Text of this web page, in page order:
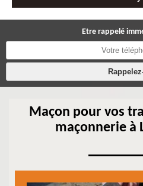
Etre rappelé
Maçon pour vos
maçonnerie à